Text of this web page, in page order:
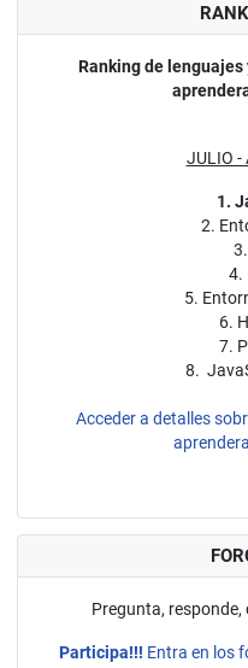
Ranking de
JULIO -
1.
2.
4.
5.
6.
7.
8.
Acceder a detalles
Pregunta,
Participa!!! Entra en los